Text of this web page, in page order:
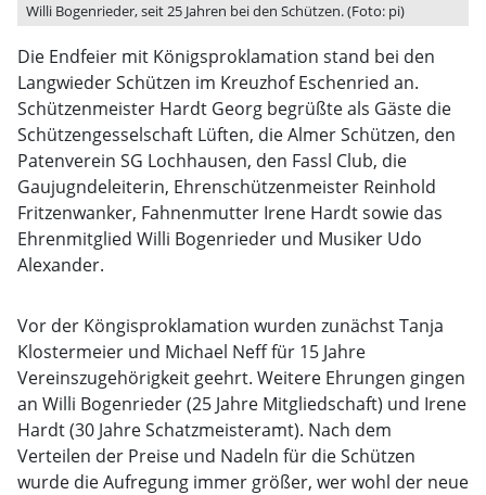
Willi Bogenrieder, seit 25 Jahren bei den Schützen. (Foto: pi)
Die Endfeier mit Königsproklamation stand bei den
Langwieder Schützen im Kreuzhof Eschenried an.
Schützenmeister Hardt Georg begrüßte als Gäste die
Schützengesselschaft Lüften, die Almer Schützen, den
Patenverein SG Lochhausen, den Fassl Club, die
Gaujugndeleiterin, Ehrenschützenmeister Reinhold
Fritzenwanker, Fahnenmutter Irene Hardt sowie das
Ehrenmitglied Willi Bogenrieder und Musiker Udo
Alexander.
Vor der Köngisproklamation wurden zunächst Tanja
Klostermeier und Michael Neff für 15 Jahre
Vereinszugehörigkeit geehrt. Weitere Ehrungen gingen
an Willi Bogenrieder (25 Jahre Mitgliedschaft) und Irene
Hardt (30 Jahre Schatzmeisteramt). Nach dem
Verteilen der Preise und Nadeln für die Schützen
wurde die Aufregung immer größer, wer wohl der neue